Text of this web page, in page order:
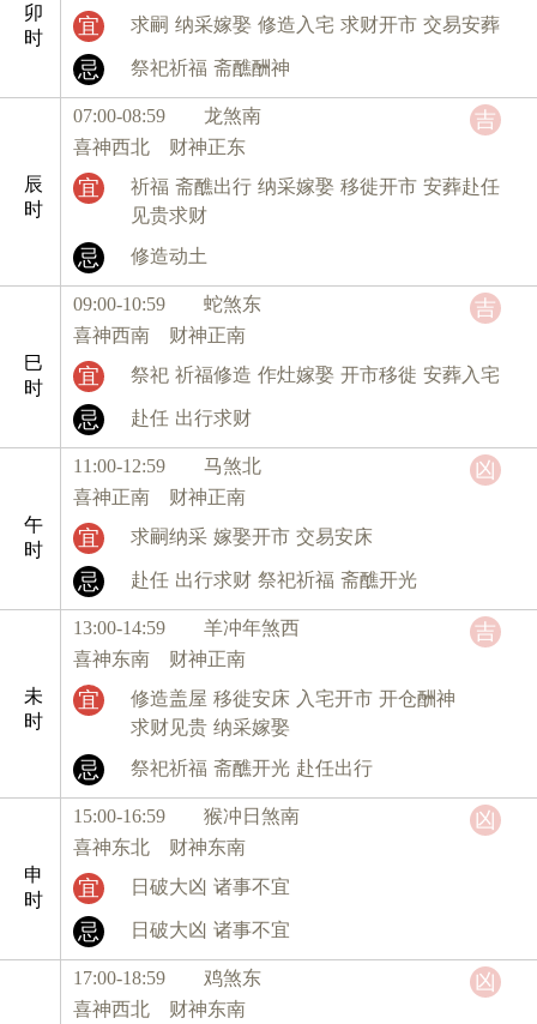
卯
时
宜 求嗣 纳采嫁娶 修造入宅 求财开市 交易安葬
忌 祭祀祈福 斋醮酬神
辰
时
07:00-08:59 龙煞南
喜神西北 财神正东
宜 祈福 斋醮出行 纳采嫁娶 移徙开市 安葬赴任
见贵求财
忌 修造动土
吉
巳
时
09:00-10:59 蛇煞东
喜神西南 财神正南
宜 祭祀 祈福修造 作灶嫁娶 开市移徙 安葬入宅
忌 赴任 出行求财
吉
午
时
11:00-12:59 马煞北
喜神正南 财神正南
宜 求嗣纳采 嫁娶开市 交易安床
忌 赴任 出行求财 祭祀祈福 斋醮开光
凶
未
时
13:00-14:59 羊冲年煞西
喜神东南 财神正南
宜 修造盖屋 移徙安床 入宅开市 开仓酬神
求财见贵 纳采嫁娶
忌 祭祀祈福 斋醮开光 赴任出行
吉
申
时
15:00-16:59 猴冲日煞南
喜神东北 财神东南
宜 日破大凶 诸事不宜
忌 日破大凶 诸事不宜
凶
17:00-18:59 鸡煞东
喜神西北 财神东南
凶